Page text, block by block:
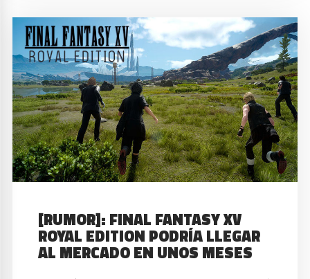
[RUMOR]: FINAL FANTASY XV
ROYAL EDITION PODRÍA LLEGAR
AL MERCADO EN UNOS MESES